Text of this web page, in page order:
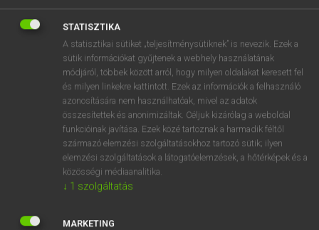
VAN ELŐFIZETÉSED?
Van előfizetésem a teljes szócikk megtekintéséhez.
BELÉPÉS
STATISZTIKA
A statisztikai sütiket „teljesítménysütiknek” is nevezik. Ezek a
sütik információkat gyűjtenek a webhely használatának
módjáról, többek között arról, hogy milyen oldalakat keresett fel
és milyen linkekre kattintott. Ezek az információk a felhasználó
azonosítására nem használhatóak, mivel az adatok
összesítettek és anonimizáltak. Céljuk kizárólag a weboldal
funkcióinak javítása. Ezek közé tartoznak a harmadik féltől
származó elemzési szolgáltatásokhoz tartozó sütik; ilyen
elemzési szolgáltatások a látogatóelemzések, a hőtérképek és a
közösségi médiaanalitika.
↓ 1 szolgáltatás
MARKETING
g h j k l é á ű Ω
n m , . AltGr